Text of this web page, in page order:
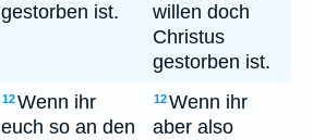
gestorben ist.
willen doch
Christus
gestorben ist.
12Wenn ihr
euch so an den
12Wenn ihr
aber also